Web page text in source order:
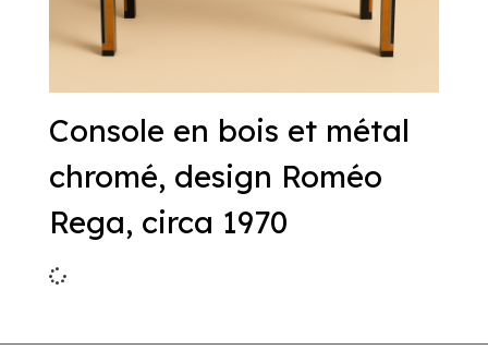
Console en bois et métal
chromé, design Roméo
Rega, circa 1970